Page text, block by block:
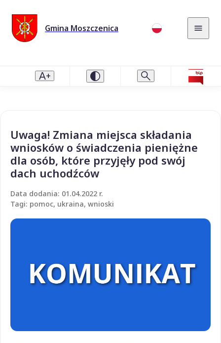
Gmina Moszczenica
Uwaga! Zmiana miejsca składania
wniosków o świadczenia pieniężne
dla osób, które przyjęły pod swój
dach uchodźców
Data dodania: 01.04.2022 r.
Tagi: pomoc, ukraina, wnioski